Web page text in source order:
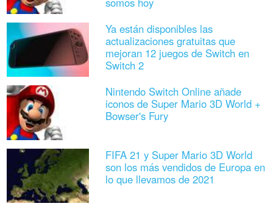
Ya están disponibles las
actualizaciones gratuitas que
mejoran 12 juegos de Switch en
Switch 2
Nintendo Switch Online añade
iconos de Super Mario 3D World +
Bowser's Fury
FIFA 21 y Super Mario 3D World
son los más vendidos de Europa en
lo que llevamos de 2021